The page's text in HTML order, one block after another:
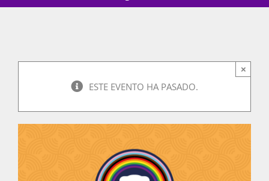
Actividades
La Boletina
ESTE EVENTO HA PASADO.
×